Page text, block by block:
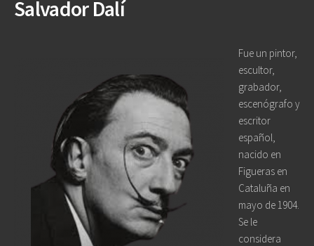
Salvador Dalí
Fue un pintor,
escultor,
grabador,
escenógrafo y
escritor
español,
nacido en
Figueras en
Cataluña en
mayo de 1904.
Se le
considera